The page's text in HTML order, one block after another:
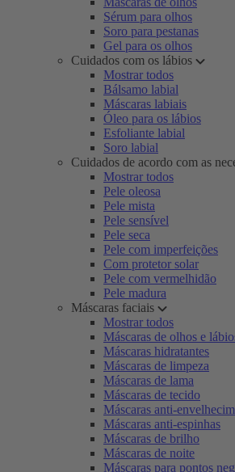
Sérum para olhos
Soro para pestanas
Gel para os olhos
Cuidados com os lábios
Mostrar todos
Bálsamo labial
Máscaras labiais
Óleo para os lábios
Esfoliante labial
Soro labial
Cuidados de acordo com as
Mostrar todos
Pele oleosa
Pele mista
Pele sensível
Pele seca
Pele com imperfeições
Com protetor solar
Pele com vermelhidão
Pele madura
Máscaras faciais
Mostrar todos
Máscaras de olhos e
Máscaras hidratantes
Máscaras de limpeza
Máscaras de lama
Máscaras de tecido
Máscaras anti-
Máscaras anti-espinhas
Máscaras de brilho
Máscaras de noite
Máscaras para pontos